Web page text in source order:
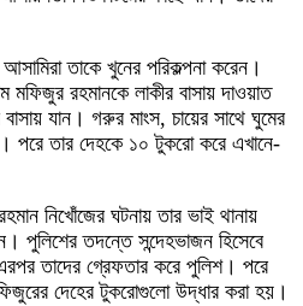
তাকে খুনের পরিকল্পনা করেন।
রহমানকে লাকীর বাসায় দাওয়াত
যান। গরুর মাংস, চায়ের সাথে ঘুমের
পরে তার দেহকে ১০ টুকরো করে এখানে-
নিখোঁজের ঘটনায় তার ভাই থানায়
পুলিশের তদন্তে সন্দেহভাজন হিসেবে
তাদের গ্রেফতার করে পুলিশ। পরে
দেহের টুকরোগুলো উদ্ধার করা হয়।